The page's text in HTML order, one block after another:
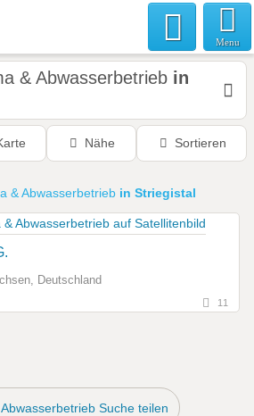
Menu
& Abwasserbetrieb in
Nähe Sortieren
& Abwasserbetrieb in Striegistal
Deutschland
11
Suche teilen